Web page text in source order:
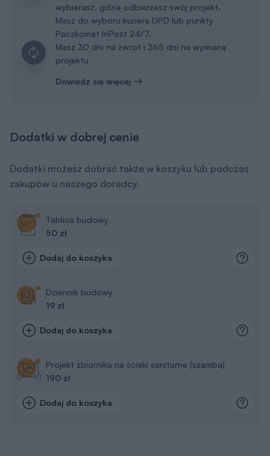
wybierasz, gdzie odbierzesz swój projekt.
Masz do wyboru kuriera DPD lub punkty
Paczkomat InPost 24/7.
Masz 30 dni na zwrot i 365 dni na wymianę
projektu
Dowiedz się więcej
Dodatki w dobrej cenie
Dodatki możesz dobrać także w koszyku lub podczas
zakupów u naszego doradcy.
Tablica budowy
50 zł
Dodaj do koszyka
Dziennik budowy
19 zł
Dodaj do koszyka
Projekt zbiornika na ścieki sanitarne (szamba)
190 zł
Dodaj do koszyka